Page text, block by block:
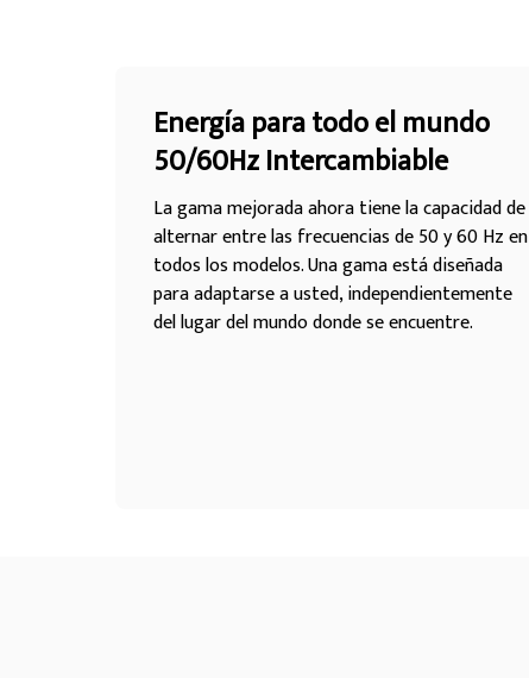
Energía para todo el mundo
50/60Hz Intercambiable
La gama mejorada ahora tiene la capacidad de
alternar entre las frecuencias de 50 y 60 Hz en
todos los modelos. Una gama está diseñada
para adaptarse a usted, independientemente
del lugar del mundo donde se encuentre.